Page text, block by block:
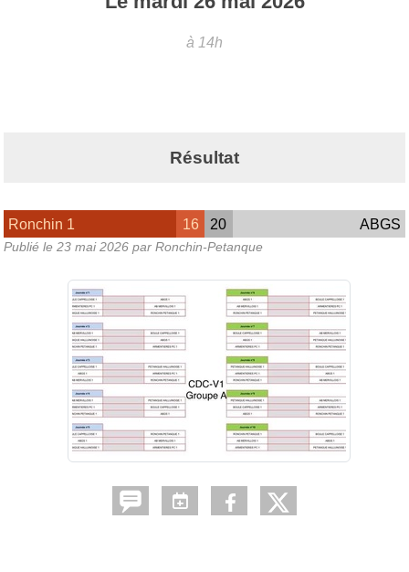
à 14h
Résultat
Ronchin 1 16 20 ABGS
Publié le 23 mai 2026 par Ronchin-Petanque